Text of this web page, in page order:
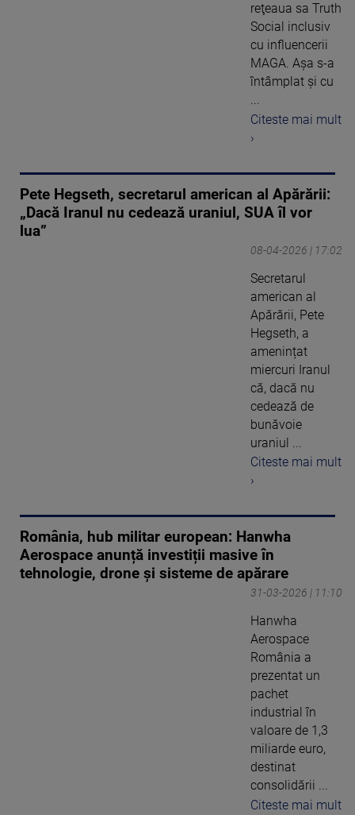
reţeaua sa Truth
Social inclusiv
cu influencerii
MAGA. Aşa s-a
întâmplat şi cu
...
Citeste mai mult
›
Pete Hegseth, secretarul american al Apărării:
„Dacă Iranul nu cedează uraniul, SUA îl vor
lua”
08-04-2026 | 17:02
Secretarul
american al
Apărării, Pete
Hegseth, a
amenințat
miercuri Iranul
că, dacă nu
cedează de
bunăvoie
uraniul ...
Citeste mai mult
›
România, hub militar european: Hanwha
Aerospace anunță investiții masive în
tehnologie, drone și sisteme de apărare
31-03-2026 | 11:10
Hanwha
Aerospace
România a
prezentat un
pachet
industrial în
valoare de 1,3
miliarde euro,
destinat
consolidării ...
Citeste mai mult